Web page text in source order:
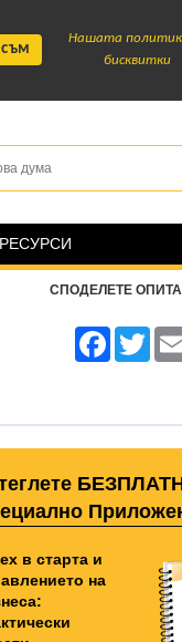
съм
Нашата
бисквитки
СПОДЕЛЕТЕ
Facebook
в старта и
на